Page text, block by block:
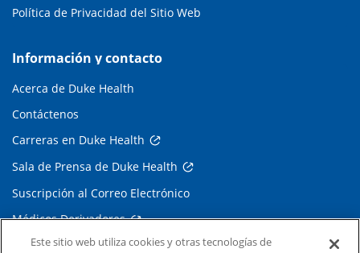
Política de Privacidad del Sitio Web
Información y contacto
Acerca de Duke Health
Contáctenos
Carreras en Duke Health
Sala de Prensa de Duke Health
Suscripción al Correo Electrónico
Médicos Derivadores
Este sitio web utiliza cookies y otras tecnologías de